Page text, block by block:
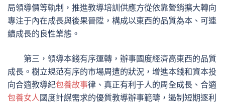
局領導價等軌制，推進教導培訓供應方從依靠營銷擴大轉向
專注于內在成長與後果晉陞，構成以東西的品質為本、可連
續成長的良性業態。
第三，領導本錢有序運轉，辦事國度經濟高東西的品質
成長。樹立規范有序的市場周遭的狀況，增進本錢和資本投
向合適教導紀包養故事律、真正有利于人的周全成長、合適
包養女人國度計謀需求的優質教導辦事範疇，遏制短期逐利